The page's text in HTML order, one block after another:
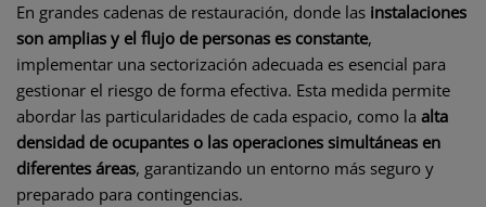
En grandes cadenas de restauración, donde las instalaciones
son amplias y el flujo de personas es constante,
implementar una sectorización adecuada es esencial para
gestionar el riesgo de forma efectiva. Esta medida permite
abordar las particularidades de cada espacio, como la alta
densidad de ocupantes o las operaciones simultáneas en
diferentes áreas, garantizando un entorno más seguro y
preparado para contingencias.